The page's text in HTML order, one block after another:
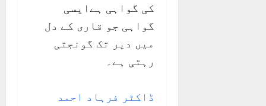
کی گواہی ہےایسی
گواہی جو قاری کے دل
میں دیر تک گونجتی
رہتی ہے۔
ڈاکٹر فرہاد احمد